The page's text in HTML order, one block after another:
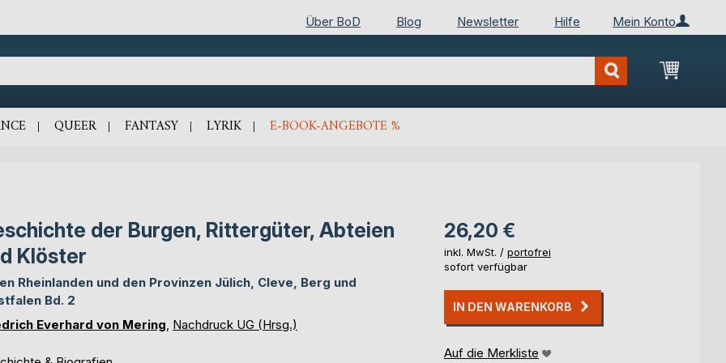
Mein Konto
Über BoD Blog Newsletter Hilfe
Mein
QUEER FANTASY LYRIK E-BOOK-ANGEBOTE %
der Burgen, Rittergüter, Abteien
Klöster
Rheinlanden und den Provinzen Jülich, Cleve, Berg und
Bd. 2
Everhard von Mering Nachdruck UG (Hrsg.)
26,20 €
inkl. MwSt. / portofrei
sofort verfügbar
IN DEN WARENKORB
Auf die Merkliste